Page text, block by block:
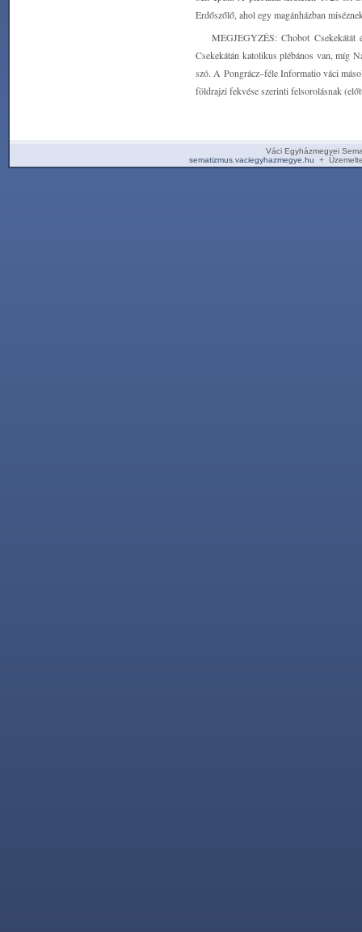
Erdőszőlő, ahol egy magánházban
MEGJEGYZÉS: Chobot
Csekekátán katolikus plébános van, míg
szó. A Pongrácz–féle Informatio váci
földrajzi fekvése szerinti felsorolásnak
Váci Egyházmegyei
sematizmus.vaciegyhazmegye.hu +